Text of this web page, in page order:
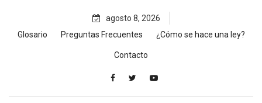
content
agosto 8, 2026
Glosario
Preguntas Frecuentes ¿Cómo se hace una ley?
Contacto